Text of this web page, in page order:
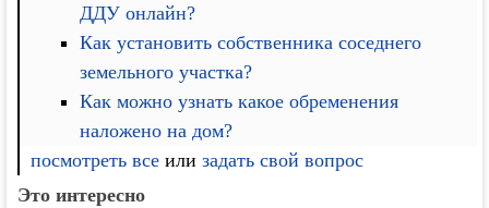
ДДУ онлайн?
Как установить собственника соседнего
земельного участка?
Как можно узнать какое обременения
наложено на дом?
посмотреть все илизадать свой вопрос
Это интересно